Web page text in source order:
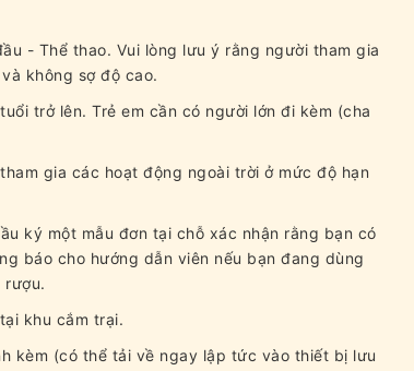
- Thể thao. Vui lòng lưu ý rằng người tham gia
không sợ độ cao.
trở lên. Trẻ em cần có người lớn đi kèm (cha
gia các hoạt động ngoài trời ở mức độ hạn
ký một mẫu đơn tại chỗ xác nhận rằng bạn có
báo cho hướng dẫn viên nếu bạn đang dùng
rượu.
khu cắm trại.
kèm (có thể tải về ngay lập tức vào thiết bị lưu